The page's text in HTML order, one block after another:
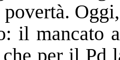
il mancato
per il Pd